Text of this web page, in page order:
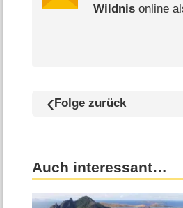
Wildnisonline
Folge zurück
Auch interessant…